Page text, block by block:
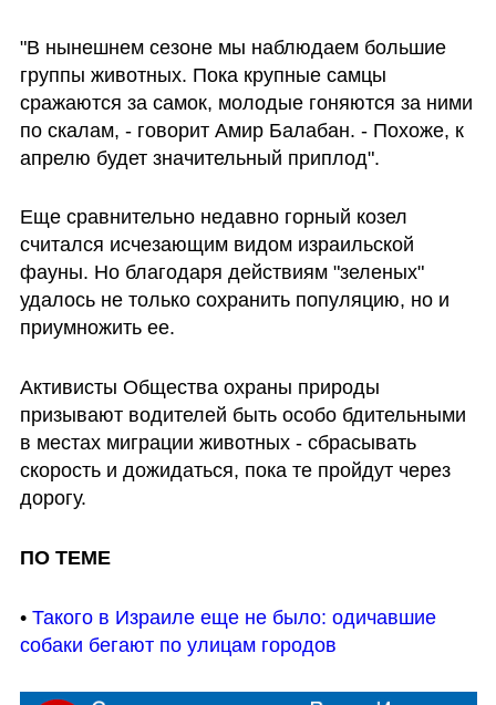
"В нынешнем сезоне мы наблюдаем большие
группы животных. Пока крупные самцы
сражаются за самок, молодые гоняются за ними
по скалам, - говорит Амир Балабан. - Похоже, к
апрелю будет значительный приплод".
Еще сравнительно недавно горный козел
считался исчезающим видом израильской
фауны. Но благодаря действиям "зеленых"
удалось не только сохранить популяцию, но и
приумножить ее.
Активисты Общества охраны природы
призывают водителей быть особо бдительными
в местах миграции животных - сбрасывать
скорость и дожидаться, пока те пройдут через
дорогу.
ПО ТЕМЕ
• Такого в Израиле еще не было: одичавшие
собаки бегают по улицам городов